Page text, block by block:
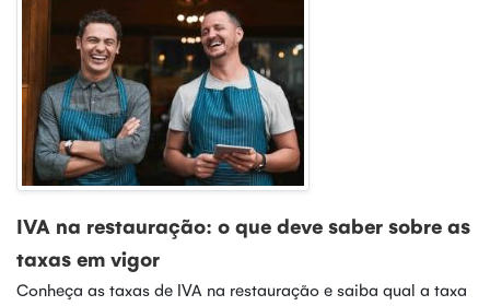
IVA na restauração: o que deve saber sobre as
taxas em vigor
Conheça as taxas de IVA na restauração e saiba qual a taxa